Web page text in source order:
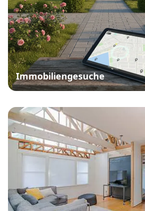
Immobiliengesuche